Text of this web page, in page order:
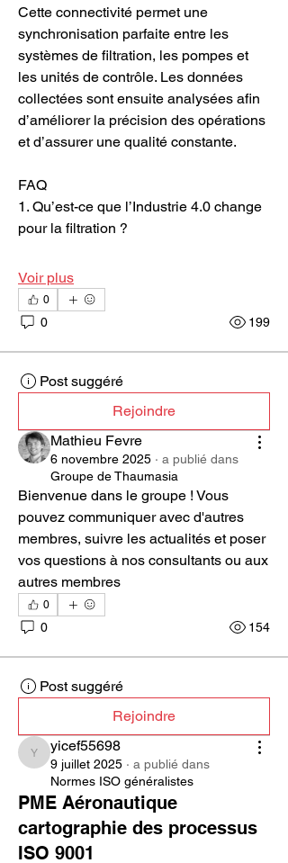
Cette connectivité permet une
synchronisation parfaite entre les
systèmes de filtration, les pompes et
les unités de contrôle. Les données
collectées sont ensuite analysées afin
d’améliorer la précision des opérations
et d’assurer une qualité constante.
FAQ
1. Qu’est-ce que l’Industrie 4.0 change
pour la filtration ?
Voir plus
0
0 199
Post suggéré
Rejoindre
Mathieu Fevre
6 novembre 2025 · a publié dans
Groupe de Thaumasia
Bienvenue dans le groupe ! Vous
pouvez communiquer avec d'autres
membres, suivre les actualités et poser
vos questions à nos consultants ou aux
autres membres
0
0 154
Post suggéré
Rejoindre
yicef55698
yicef55698
9 juillet 2025 · a publié dans
Normes ISO généralistes
PME Aéronautique
cartographie des processus
ISO 9001